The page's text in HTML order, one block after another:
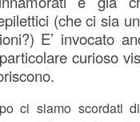
(che ci sia
E’ invocato
curioso
ci siamo scordati